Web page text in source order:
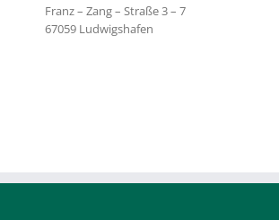
Franz – Zang – Straße 3 – 7
67059 Ludwigshafen